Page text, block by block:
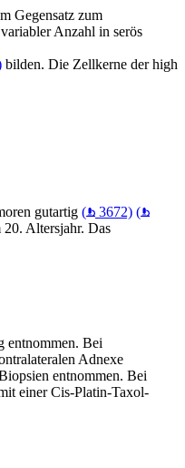
Gegensatz zum
Anzahl in serös
bilden. Die Zellkerne der high
gutartig ( 3672) (
Altersjahr. Das
entnommen. Bei
Adnexe
entnommen. Bei
einer Cis-Platin-Taxol-